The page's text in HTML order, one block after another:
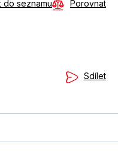
do seznamu Porovnat
Sdílet